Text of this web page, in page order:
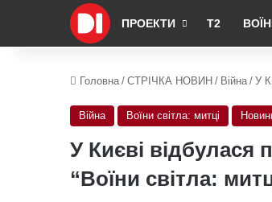
ПРОЕКТИ Т2
Головна / СТРІЧКА НОВИН / Війна / У
Війна Воїни світла: митці
У Києві відбулася
“Воїни світла: